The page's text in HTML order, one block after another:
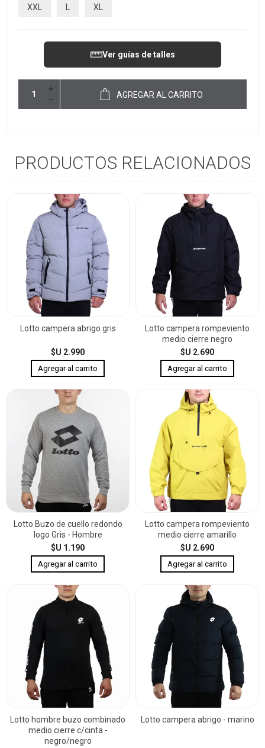
XXL L XL
Ver guías de talles
AGREGAR AL CARRITO
PRODUCTOS RELACIONADOS
Lotto campera abrigo gris
$U 2.990
Lotto campera rompeviento
medio cierre negro
$U 2.690
Lotto Buzo de cuello redondo
logo Gris - Hombre
$U 1.190
Lotto campera rompeviento
medio cierre amarillo
$U 2.690
Lotto hombre buzo combinado
medio cierre c/cinta -
negro/negro
Lotto campera abrigo - marino